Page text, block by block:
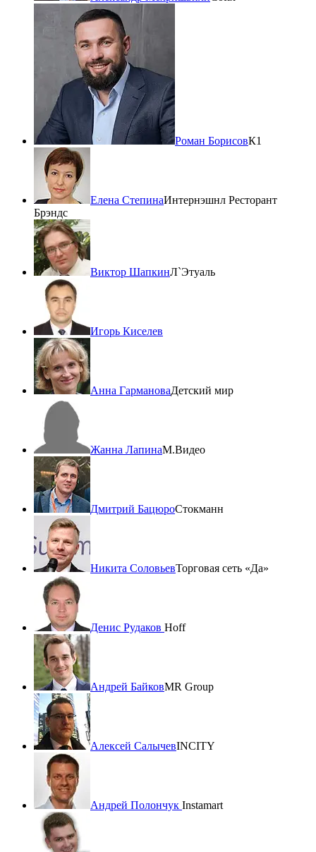
Роман БорисовК1
Елена СтепинаИнтернэшнл Ресторант
Брэндс
Виктор ШапкинЛ`Этуаль
Игорь Киселев
Анна ГармановаДетский мир
Жанна ЛапинаМ.Видео
Дмитрий БацюроСтокманн
Никита СоловьевТорговая сеть «Да»
Денис Рудаков Hoff
Андрей БайковMR Group
Алексей СалычевINCITY
Андрей Полончук Instamart